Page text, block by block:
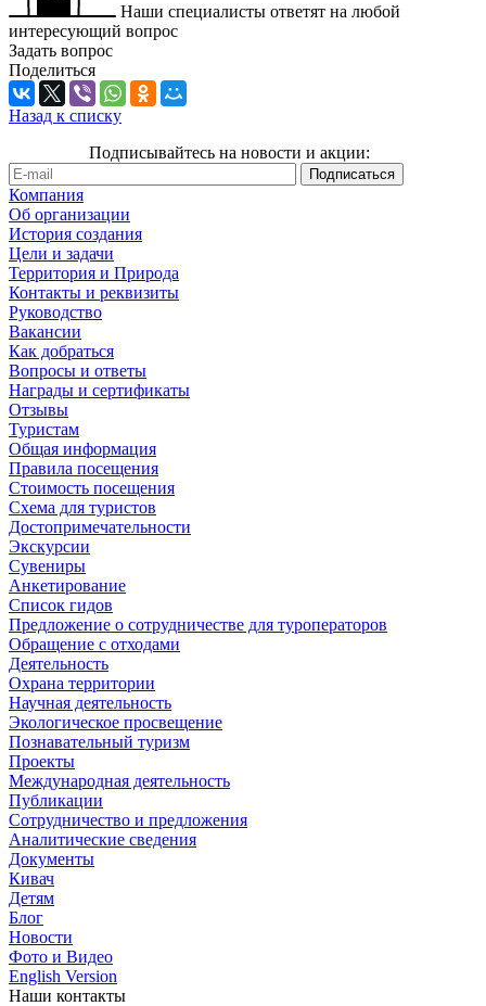
Наши специалисты ответят на любой
интересующий вопрос
Задать вопрос
Поделиться
Назад к списку
Подписывайтесь на новости и акции:
Компания
Об организации
История создания
Цели и задачи
Территория и Природа
Контакты и реквизиты
Руководство
Вакансии
Как добраться
Вопросы и ответы
Награды и сертификаты
Отзывы
Туристам
Общая информация
Правила посещения
Стоимость посещения
Схема для туристов
Достопримечательности
Экскурсии
Сувениры
Анкетирование
Список гидов
Предложение о сотрудничестве для туроператоров
Обращение с отходами
Деятельность
Охрана территории
Научная деятельность
Экологическое просвещение
Познавательный туризм
Проекты
Международная деятельность
Публикации
Сотрудничество и предложения
Аналитические сведения
Документы
Кивач
Детям
Блог
Новости
Фото и Видео
English Version
Наши контакты